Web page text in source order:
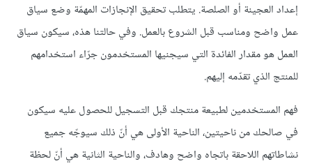
إعداد العجينة أو الصلصة. يتطلب تحقيق الإنجازات المهمّة وضع سياق
عمل واضح ومناسب قبل الشروع بالعمل. وفي حالتنا هذه، سيكون سياق
العمل هو مقدار الفائدة التي سيجنيها المستخدمون جرّاء استخدامهم
للمنتج الذي تقدّمه إليهم.
فهم المستخدمين لطبيعة منتجك قبل التسجيل للحصول عليه سيكون
في صالحك من ناحيتين، الناحية الأولى هي أنّ ذلك سيوجّه جميع
نشاطاتهم اللاحقة باتجاه واضح وهادف، والناحية الثانية هي أنّ لحظة